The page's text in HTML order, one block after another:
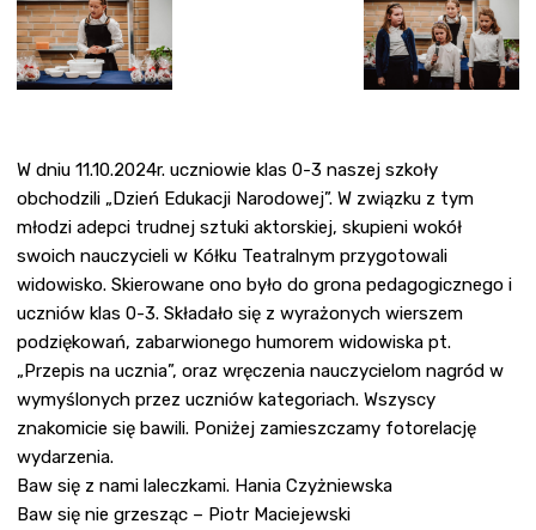
W dniu 11.10.2024r. uczniowie klas 0-3 naszej szkoły
obchodzili „Dzień Edukacji Narodowej”. W związku z tym
młodzi adepci trudnej sztuki aktorskiej, skupieni wokół
swoich nauczycieli w Kółku Teatralnym przygotowali
widowisko. Skierowane ono było do grona pedagogicznego i
uczniów klas 0-3. Składało się z wyrażonych wierszem
podziękowań, zabarwionego humorem widowiska pt.
„Przepis na ucznia”, oraz wręczenia nauczycielom nagród w
wymyślonych przez uczniów kategoriach. Wszyscy
znakomicie się bawili. Poniżej zamieszczamy fotorelację
wydarzenia.
Baw się z nami laleczkami. Hania Czyżniewska
Baw się nie grzesząc – Piotr Maciejewski